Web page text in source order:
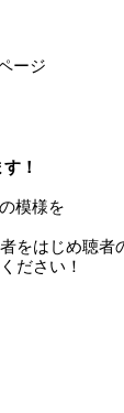
ージ
！
模様を
をはじめ聴者
ださい！